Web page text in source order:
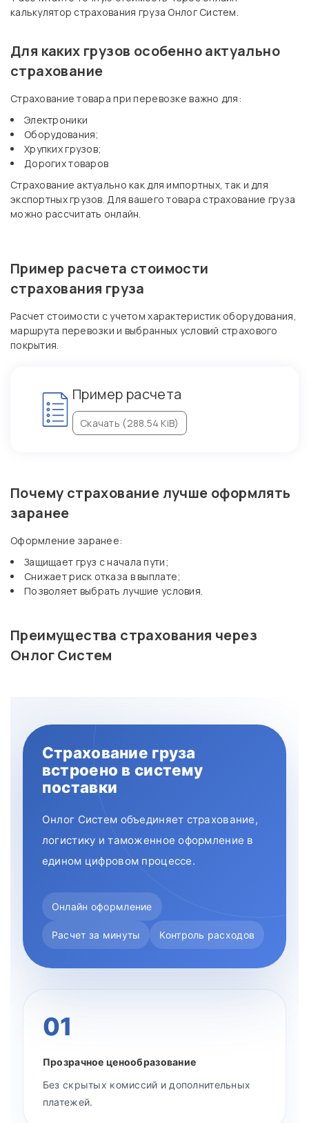
калькулятор страхования груза Онлог Систем.
Для каких грузов особенно актуально
страхование
Страхование товара при перевозке важно для:
Электроники
Оборудования;
Хрупких грузов;
Дорогих товаров
Страхование актуально как для импортных, так и для
экспортных грузов. Для вашего товара страхование груза
можно рассчитать онлайн.
Пример расчета стоимости
страхования груза
Расчет стоимости с учетом характеристик оборудования,
маршрута перевозки и выбранных условий страхового
покрытия.
Пример расчета
Скачать (288.54 KiB)
Почему страхование лучше оформлять
заранее
Оформление заранее:
Защищает груз с начала пути;
Снижает риск отказа в выплате;
Позволяет выбрать лучшие условия.
Преимущества страхования через
Онлог Систем
Страхование груза
встроено в систему
поставки
Онлог Систем объединяет страхование,
логистику и таможенное оформление в
едином цифровом процессе.
Онлайн оформление
Расчет за минуты Контроль расходов
01
Прозрачное ценообразование
Без скрытых комиссий и дополнительных
платежей.